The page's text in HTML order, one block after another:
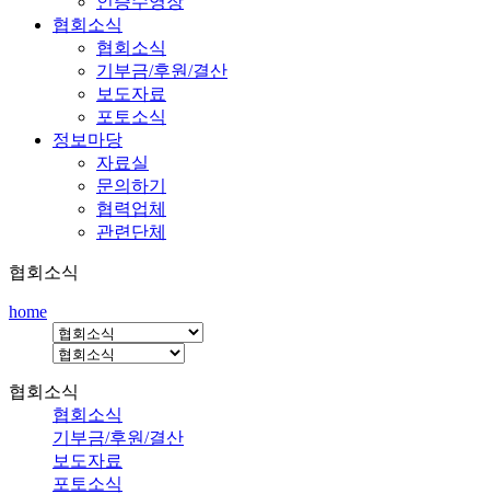
협회소식
협회소식
기부금/후원/결산
보도자료
포토소식
정보마당
자료실
문의하기
협력업체
관련단체
협회소식
home
협회소식
협회소식
기부금/후원/결산
보도자료
포토소식